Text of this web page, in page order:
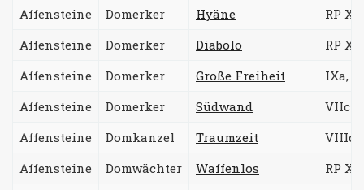
Affensteine
Domerker Hyäne
RP
Affensteine
Domerker Diabolo
RP
Affensteine
Domerker Große Freiheit
IXa,
Affensteine
Domerker Südwand
VIIc
Affensteine
Domkanzel Traumzeit
VIIIc,
Affensteine
Domwächter Waffenlos
RP